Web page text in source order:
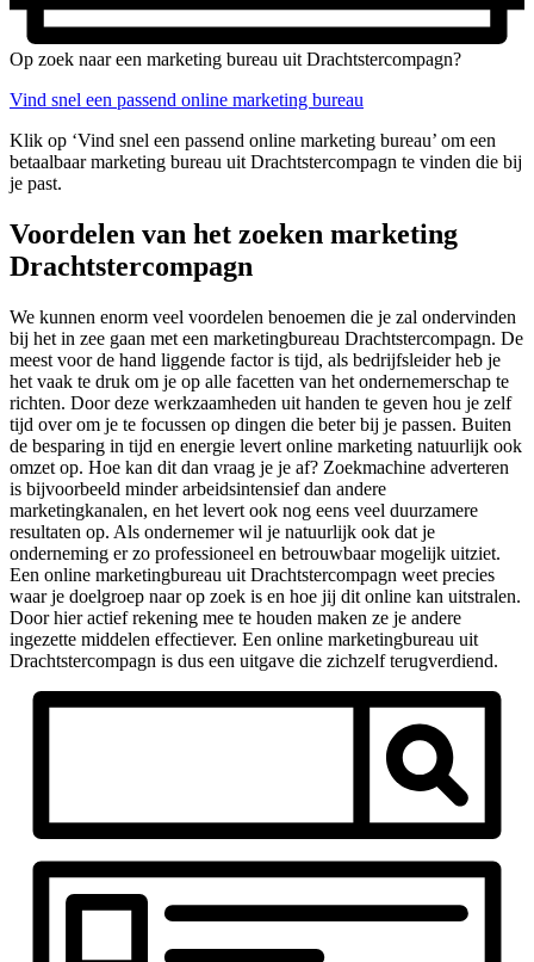
Op zoek naar een marketing bureau uit Drachtstercompagn?
Vind snel een passend online marketing bureau
Klik op ‘Vind snel een passend online marketing bureau’ om een
betaalbaar marketing bureau uit Drachtstercompagn te vinden die bij
je past.
Voordelen van het zoeken marketing
Drachtstercompagn
We kunnen enorm veel voordelen benoemen die je zal ondervinden
bij het in zee gaan met een marketingbureau Drachtstercompagn. De
meest voor de hand liggende factor is tijd, als bedrijfsleider heb je
het vaak te druk om je op alle facetten van het ondernemerschap te
richten. Door deze werkzaamheden uit handen te geven hou je zelf
tijd over om je te focussen op dingen die beter bij je passen. Buiten
de besparing in tijd en energie levert online marketing natuurlijk ook
omzet op. Hoe kan dit dan vraag je je af? Zoekmachine adverteren
is bijvoorbeeld minder arbeidsintensief dan andere
marketingkanalen, en het levert ook nog eens veel duurzamere
resultaten op. Als ondernemer wil je natuurlijk ook dat je
onderneming er zo professioneel en betrouwbaar mogelijk uitziet.
Een online marketingbureau uit Drachtstercompagn weet precies
waar je doelgroep naar op zoek is en hoe jij dit online kan uitstralen.
Door hier actief rekening mee te houden maken ze je andere
ingezette middelen effectiever. Een online marketingbureau uit
Drachtstercompagn is dus een uitgave die zichzelf terugverdiend.